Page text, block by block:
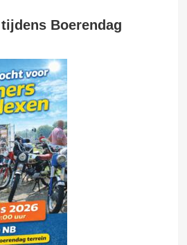
Boerendag